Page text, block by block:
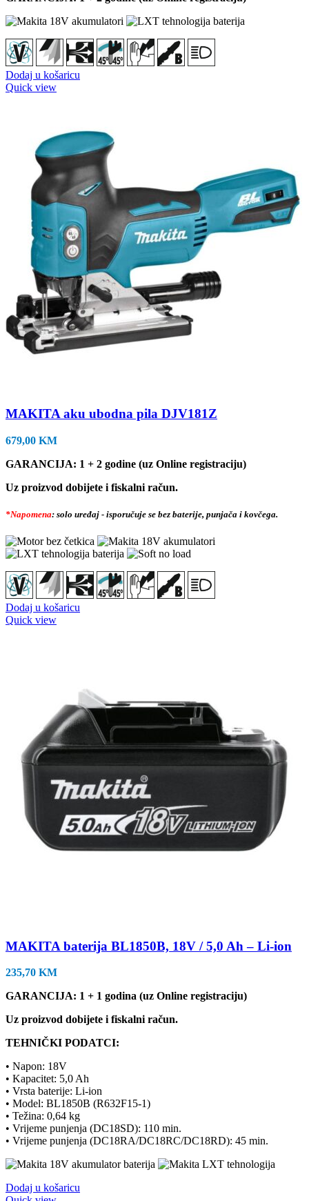
Dodaj u košaricu
Quick view
MAKITA aku ubodna pila DJV181Z
679,00 KM
GARANCIJA: 1 + 2 godine (uz Online registraciju)
Uz proizvod dobijete i fiskalni račun.
*Napomena: solo uređaj - isporučuje se bez baterije, punjača i kovčega.
Dodaj u košaricu
Quick view
MAKITA baterija BL1850B, 18V / 5,0 Ah – Li-ion
235,70 KM
GARANCIJA: 1 + 1 godina (uz Online registraciju)
Uz proizvod dobijete i fiskalni račun.
TEHNIČKI PODATCI:
• Napon: 18V
• Kapacitet: 5,0 Ah
• Vrsta baterije: Li-ion
• Model: BL1850B (R632F15-1)
• Težina: 0,64 kg
• Vrijeme punjenja (DC18SD): 110 min.
• Vrijeme punjenja (DC18RA/DC18RC/DC18RD): 45 min.
Dodaj u košaricu